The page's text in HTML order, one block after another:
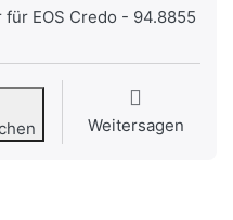
für EOS Credo - 94.8855
Weitersagen